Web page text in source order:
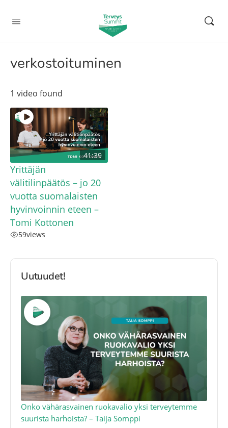
verkostoituminen
1 video found
41:39
Yrittäjän
välitilinpäätös – jo 20
vuotta suomalaisten
hyvinvoinnin eteen –
Tomi Kottonen
59views
Uutuudet!
Onko vähärasvainen ruokavalio yksi terveytemme
suurista harhoista? – Taija Somppi